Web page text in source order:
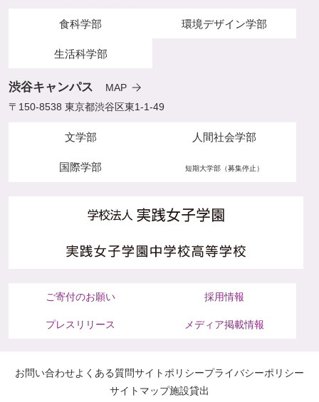
食科学部 環境デザイン学部
生活科学部
渋谷キャンパス
MAP
〒150-8538 東京都渋谷区東1-1-49
文学部 人間社会学部
国際学部 短期大学部（募集停止）
ご寄付のお願い 採用情報
プレスリリース メディア掲載情報
お問い合わせよくある質問サイトポリシープライバシーポリシー
サイトマップ施設貸出